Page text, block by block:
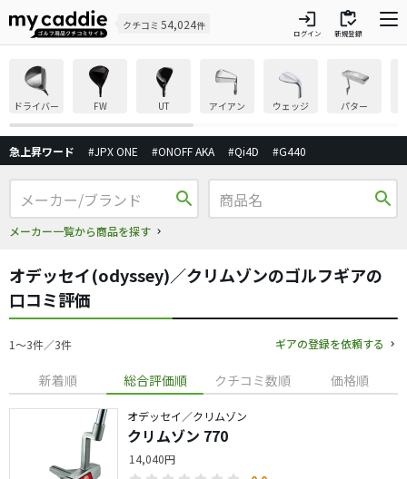
クチコミ 54,024件 login
ログイン
inventory
新規登録
ドライバー FW UT アイアン ウェッジ パター
急上昇ワード #JPX ONE #ONOFF AKA #Qi4D #G440
search
メーカー一覧から商品を探す
search
オデッセイ(odyssey)／クリムゾンのゴルフギアの
口コミ評価
1〜3件／3件 ギアの登録を依頼する
新着順 総合評価順 クチコミ数順 価格順
オデッセイ／クリムゾン
クリムゾン 770
14,040円